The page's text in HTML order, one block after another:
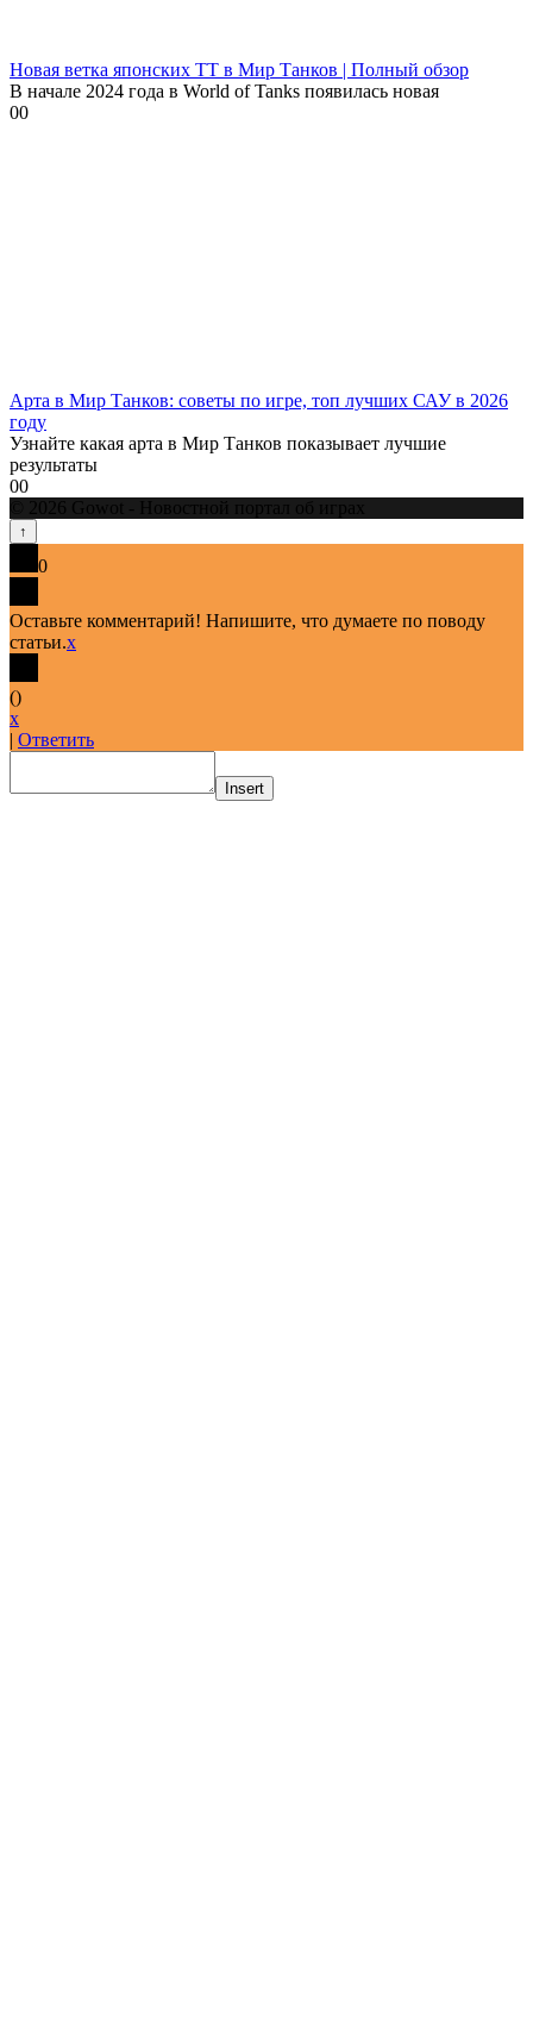
Новая ветка японских ТТ в Мир Танков | Полный обзор
В начале 2024 года в World of Tanks появилась новая
00
Арта в Мир Танков: советы по игре, топ лучших САУ в 2026
году
Узнайте какая арта в Мир Танков показывает лучшие
результаты
00
© 2026 Gowot - Новостной портал об играх
0
Оставьте комментарий! Напишите, что думаете по поводу
статьи.x
()
x
| Ответить
Insert